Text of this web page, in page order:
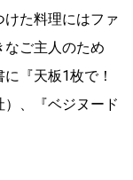
た料理にはファ
なご主人のため
『天板1枚で！
、『ベジヌード